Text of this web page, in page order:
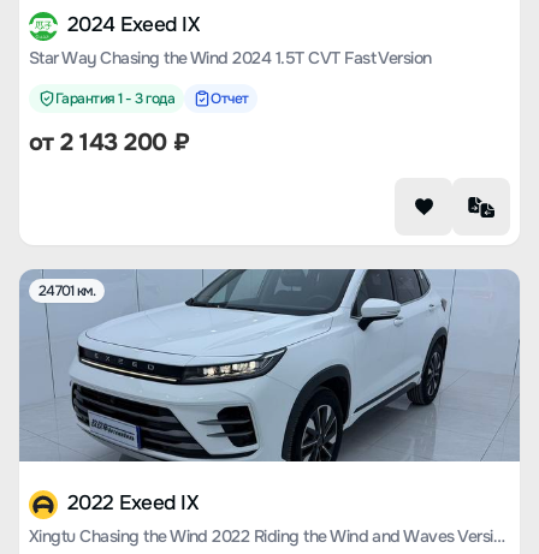
2024 Exeed IX
Star Way Chasing the Wind 2024 1.5T CVT Fast Version
Гарантия 1 - 3 года Отчет
от2 143 200₽
24701 км.
2022 Exeed IX
Xingtu Chasing the Wind 2022 Riding the Wind and Waves Version 1.5T CVT Yufeng Popular Version